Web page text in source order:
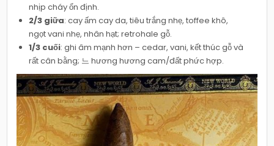
nhịp cháy ổn định.
2/3 giữa: cay ấm cay da, tiêu trắng nhẹ, toffee khô,
ngọt vani nhẹ, nhân hạt; retrohale gỗ.
1/3 cuối: ghi âm mạnh hơn – cedar, vani, kết thúc gỗ và
rất cân bằng; 느 hương hương cam/đất phức hợp.